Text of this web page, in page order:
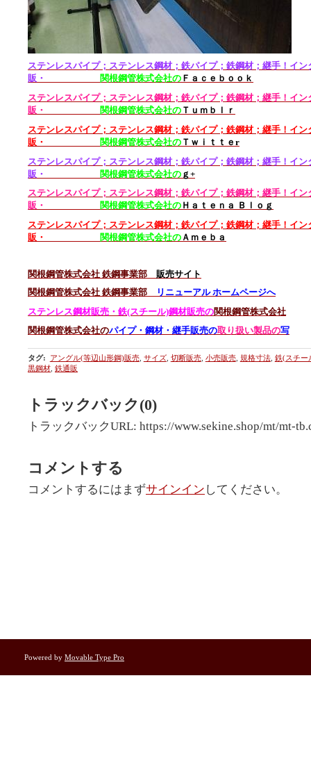
ステンレスパイプ；ステンレス鋼材； 鉄パイプ；鉄鋼材；継手！イン
販・
関根鋼管株式会社の Ｆａｃｅｂｏｏｋ
ステンレスパイプ；ステンレス鋼材；鉄パイプ；鉄鋼材；継手！イン
販・
関根鋼管株式会社の Ｔｕｍｂｌｒ
ステンレスパイプ； ステンレス鋼材；鉄パイプ；鉄鋼材；継手！イン
販・
関根鋼管株式会社の Ｔｗｉｔｔｅr
ステンレスパイプ；ステンレス鋼材； 鉄パイプ；鉄鋼材；継手！イン
販・
関根鋼管株式会社の ｇ+
ステンレスパイプ；ステンレス鋼材；鉄パイプ；鉄鋼材；継手！イン
販・
関根鋼管株式会社の Ｈａｔｅｎａ Ｂｌｏｇ
ステンレスパイプ； ステンレス鋼材；鉄パイプ；鉄鋼材；継手！イン
販・
関根鋼管株式会社の Ａｍｅｂａ
関根鋼管株式会社 鉄鋼事業部
販売サイト
関根鋼管株式会社 鉄鋼事業部
リニューアル ホームページへ
ステンレス鋼材販売・ 鉄(スチール)鋼材販売の関根鋼管株式会社
関根鋼管株式会社のパイプ・鋼材・継手販売の取り扱い製品の写
タグ: アングル(等辺山形鋼)販売, サイズ, 切断販売, 小売販売, 規格寸法, 鉄(スチー
黒鋼材 鉄通販
トラックバック(0)
トラックバックURL: https://www.sekine.shop/mt/mt-
コメントする
コメントするにはまずサインイン してください。
Powered by Movable Type Pro